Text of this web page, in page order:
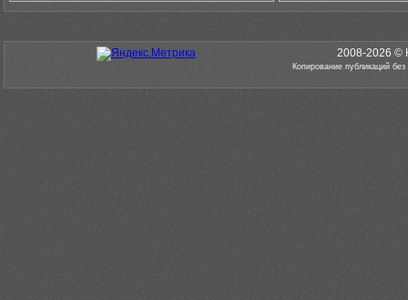
2008-2026 ©
Копирование публикаций